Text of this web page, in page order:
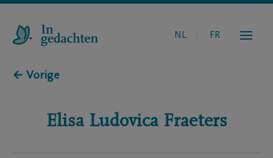
NL FR
← Vorige
Elisa Ludovica Fraeters